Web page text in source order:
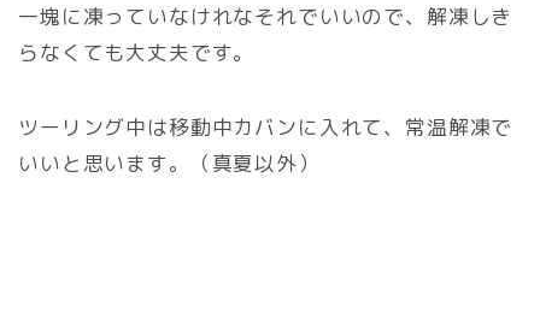
一塊に凍っていなけれなそれでいいので、解凍しき
らなくても大丈夫です。
ツーリング中は移動中カバンに入れて、常温解凍で
いいと思います。（真夏以外）